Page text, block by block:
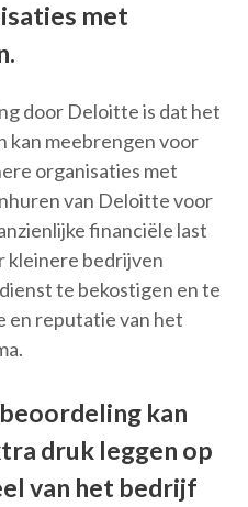
met
door Deloitte is dat het
kan meebrengen voor
organisaties met
van Deloitte voor
financiële last
kleinere bedrijven
te bekostigen en te
en reputatie van het
kan
druk leggen op
van het bedrijf